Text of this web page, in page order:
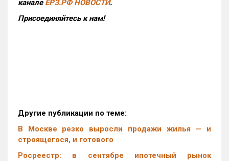
канале ЕРЗ.РФ НОВОСТИ.
Присоединяйтесь к нам!
Другие публикации по теме:
В Москве резко выросли продажи жилья — и
строящегося, и готового
Росреестр: в сентябре ипотечный рынок